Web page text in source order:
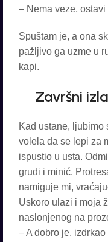
– Nema veze,
Spuštam je, a ona
pažljivo ga uzme u
kapi.
Završni
Kad ustane,
volela da se lepi za
ispustio u usta.
grudi i minić.
namiguje mi,
Uskoro ulazi i moja
naslonjenog na
– A dobro je,